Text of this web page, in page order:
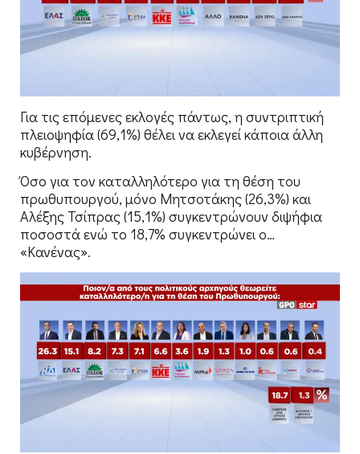
Για τις επόμενες εκλογές πάντως, η συντριπτική
πλειοψηφία (69,1%) θέλει να εκλεγεί κάποια άλλη
κυβέρνηση.
Όσο για τον καταλληλότερο για τη θέση του
πρωθυπουργού, μόνο Μητσοτάκης (26,3%) και
Αλέξης Τσίπρας (15,1%) συγκεντρώνουν διψήφια
ποσοστά ενώ το 18,7% συγκεντρώνει ο…
«Κανένας».